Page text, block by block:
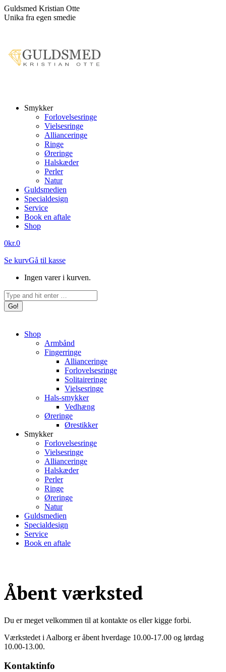
Skip
to
Guldsmed Kristian Otte
Unika fra egen smedie
Smykker
Forlovelsesringe
Vielsesringe
Allianceringe
Ringe
Øreringe
Halskæder
Perler
Natur
Guldsmedien
Specialdesign
Service
Book en aftale
Shop
0kr.0
Se kurvGå til kasse
Ingen varer i kurven.
Search:
Shop
Armbånd
Fingerringe
Allianceringe
Forlovelsesringe
Solitaireringe
Vielsesringe
Hals-smykker
Vedhæng
Øreringe
Ørestikker
Smykker
Forlovelsesringe
Vielsesringe
Allianceringe
Halskæder
Perler
Ringe
Øreringe
Natur
Guldsmedien
Specialdesign
Service
Book en aftale
Åbent værksted
Du er meget velkommen til at kontakte os eller kigge forbi.
Værkstedet i Aalborg er åbent hverdage 10.00-17.00 og lørdag
10.00-13.00.
Kontaktinfo